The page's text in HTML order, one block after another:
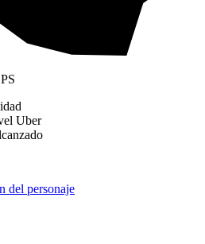
Uber
del personaje